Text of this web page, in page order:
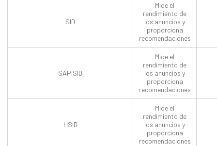
SID
Mide el
rendimiento de
los anuncios y
proporciona
recomendaciones
SAPISID
Mide el
rendimiento de
los anuncios y
proporciona
recomendaciones
HSID
Mide el
rendimiento de
los anuncios y
proporciona
recomendaciones